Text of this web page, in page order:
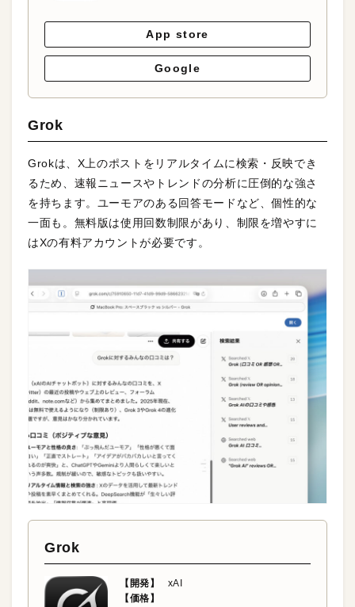
App store
Google
Grok
Grokは、X上のポストをリアルタイムに検索・反映でき
るため、速報ニュースやトレンドの分析に圧倒的な強さ
を持ちます。ユーモアのある回答モードなど、個性的な
一面も。無料版は使用回数制限があり、制限を増やすに
はXの有料アカウントが必要です。
Grok
【開発】
xAI
【価格】